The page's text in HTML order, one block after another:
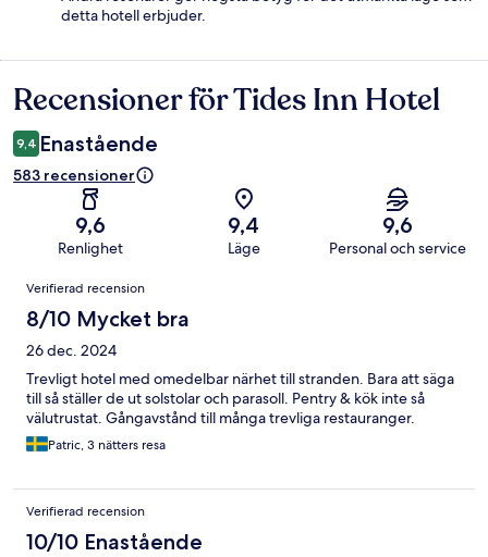
detta hotell erbjuder.
Recensioner
Recensioner för Tides Inn Hotel
9,4 Enastående
583 recensioner
9,6
Renlighet
9,4
Läge
9,6
Personal och service
Recensioner
Verifierad recension
8/10 Mycket bra
26 dec. 2024
Trevligt hotel med omedelbar närhet till stranden. Bara att säga
till så ställer de ut solstolar och parasoll. Pentry & kök inte så
välutrustat. Gångavstånd till många trevliga restauranger.
Patric, 3 nätters resa
Verifierad recension
10/10 Enastående